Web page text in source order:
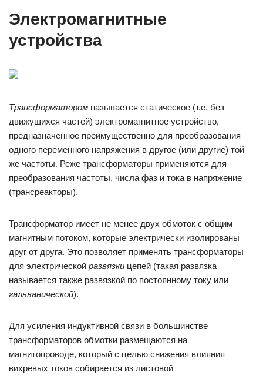
Электромагнитные
устройства
Трансформатором называется статическое (т.е. без
движущихся частей) электромагнитное устройство,
предназначенное преимущественно для преобразования
одного переменного напряжения в другое (или другие) той
же частоты. Реже трансформаторы применяются для
преобразования частоты, числа фаз и тока в напряжение
(трансреакторы).
Трансформатор имеет не менее двух обмоток с общим
магнитным потоком, которые электрически изолированы
друг от друга. Это позволяет применять трансформаторы
для электрической развязки цепей (такая развязка
называется также развязкой по постоянному току или
гальванической).
Для усиления индуктивной связи в большинстве
трансформаторов обмотки размещаются на
магнитопроводе, который с целью снижения влияния
вихревых токов собирается из листовой